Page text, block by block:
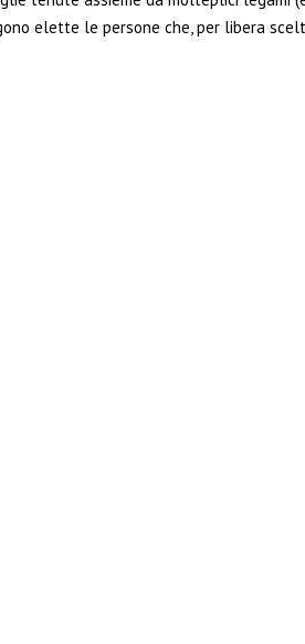
elette le persone che, per libera